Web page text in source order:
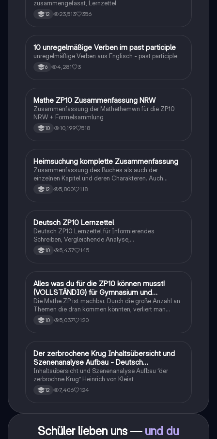
zusammengefasst, Lernzettel
12 23,513 356
1 Englisch
10 unregelmäßige Verben im past participle
unregelmäßige Verben aus Englisch - past participle
6 4,281 3
Mathe
Mathe ZP10 Zusammenfassung NRW
Zusammenfassung der Mathethemwn für die ZP10
NRW + Formelsammlung
10 10,199 518
Deutsch
Heimsuchung komplette Zusammenfassung
Zusammenfassung des Buches als auch der
einzelnen Kapitel und deren Charakteren. Auch
tabellarisch. Im Unterricht ohne KI erstellt
12 5,800 118
Deutsch
Deutsch ZP10 Lernzettel
Deutsch ZP10 Lernzettel für Informierendes
Schreiben, Vergleichende Analyse,
Sachtexte/Roman/Gedicht..
10 5,437 145
Mathe
Alles was du für die ZP10 können musst!
(VOLLSTÄNDIG) für Gymnasium und
Realschule
Die Mathe ZP ist machbar. Durch die große Anzahl an
Themen die dran kommen könnten, verliert man
schnell den Überblick. Also habe ich von den kleinsten
Themen bis hin zu den größten alles
10 5,037 120
Deutsch
Der zerbrochene Krug Inhaltsübersicht und
Szenenanalyse Aufbau - Deutsch
Q1/Q2/Abitur
Inhaltsübersicht und Szenenanalyse Aufbau “der
zerbrochne Krug” Heinrich von Kleist
12 7,406 124
Schüler lieben uns — und du